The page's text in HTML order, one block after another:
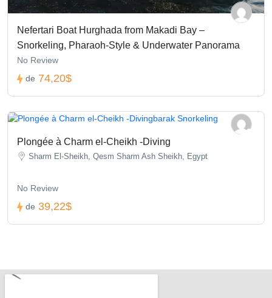
Nefertari Boat Hurghada from Makadi Bay –
Snorkeling, Pharaoh-Style & Underwater Panorama
No Review
de 74,20$
Plongée à Charm el-Cheikh -Diving
Sharm El-Sheikh, Qesm Sharm Ash Sheikh, Egypt
No Review
de 39,22$